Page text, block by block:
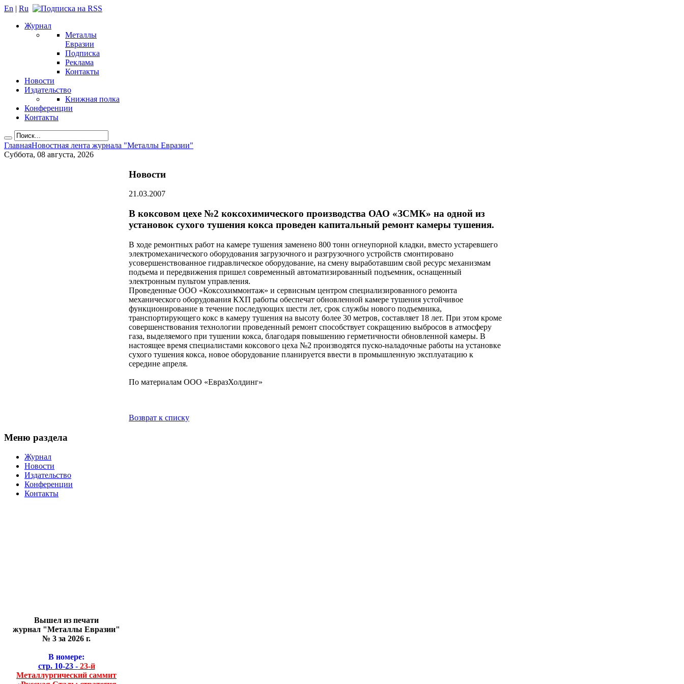
En | Ru
Журнал
Металлы
Евразии
Подписка
Реклама
Контакты
Новости
Издательство
Книжная полка
Конференции
Контакты
ГлавнаяНовостная лента журнала "Металлы Евразии"
Суббота, 08 августа, 2026
Новости
21.03.2007
В коксовом цехе №2 коксохимического производства ОАО «ЗСМК» на одной из
установок сухого тушения кокса проведен капитальный ремонт камеры тушения.
В ходе ремонтных работ на камере тушения заменено 800 тонн огнеупорной кладки, вместо устаревшего
электромеханического оборудования загрузочного и разгрузочного устройств смонтировано
усовершенствованное гидравлическое оборудование, на смену выработавшим свой ресурс механизмам
подъема и передвижения пришел современный автоматизированный подъемник, оснащенный
электронным пультом управления.
Проведенные ООО «Коксохиммонтаж» и сервисным центром специализированного ремонта
механического оборудования КХП работы обеспечат обновленной камере тушения устойчивое
функционирование в течение последующих шести лет, срок службы нового подъемника,
транспортирующего кокс в камеру тушения на высоту более 30 метров, составляет 18 лет. При этом кроме
совершенствования технологии проведенный ремонт способствует сокращению выбросов в атмосферу
газа, выделяемого при тушении кокса, благодаря повышению герметичности обновленной камеры. В
настоящее время специалистами коксового цеха №2 производятся пуско-наладочные работы на установке
сухого тушения кокса, новое оборудование планируется ввести в промышленную эксплуатацию к
середине апреля.
По материалам ООО «ЕвразХолдинг»
Возврат к списку
Меню раздела
Журнал
Новости
Издательство
Конференции
Контакты
Вышел из печати
журнал "Металлы Евразии"
№ 3 за 2026 г.
В номере:
стр. 10-23 -23-й
Металлургический саммит